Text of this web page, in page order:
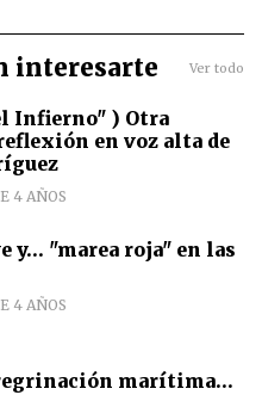
interesarte Ver todo
Infierno" ) Otra
en voz alta de
4 AÑOS
y... "marea roja" en las
4 AÑOS
marítima...